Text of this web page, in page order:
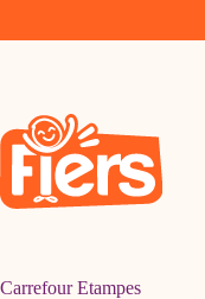
Carrefour Etampes